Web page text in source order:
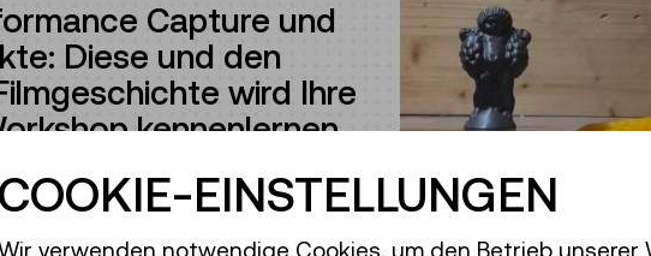
Capture und
Diese und den
wird Ihre
kennenlernen
erproben. Die
herausfinden, wie
und
COOKIE-EINSTELLUNGEN
verwenden notwendige Cookies, um den Betrieb unserer